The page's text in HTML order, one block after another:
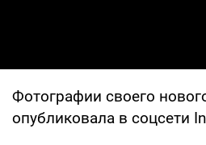
Фотографии своего
опубликовала в соцсети